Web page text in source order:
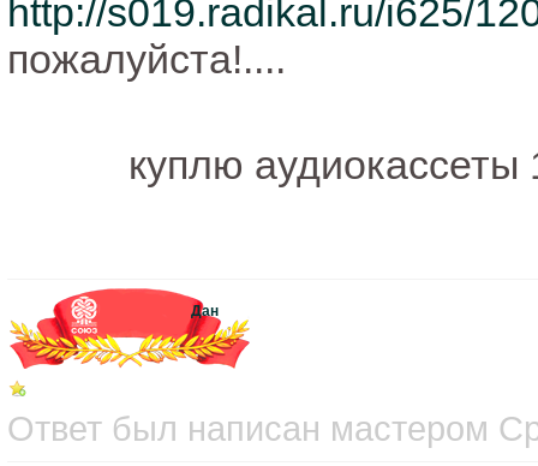
http://s019.radikal.ru/i625/
пожалуйста!....
куплю аудиокассеты
Дан
Ответ был написан мастером